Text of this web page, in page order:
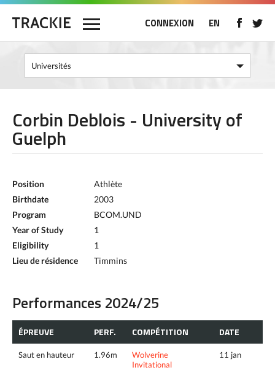
CONNEXION EN
Corbin Deblois - University of
Guelph
Position
Athlète
Birthdate
2003
Program
BCOM.UND
Year of Study
1
Eligibility
1
Lieu de résidence
Timmins
Performances 2024/25
ÉPREUVE PERF. COMPÉTITION DATE
Saut en hauteur 1.96m
Wolverine
Invitational
11 jan